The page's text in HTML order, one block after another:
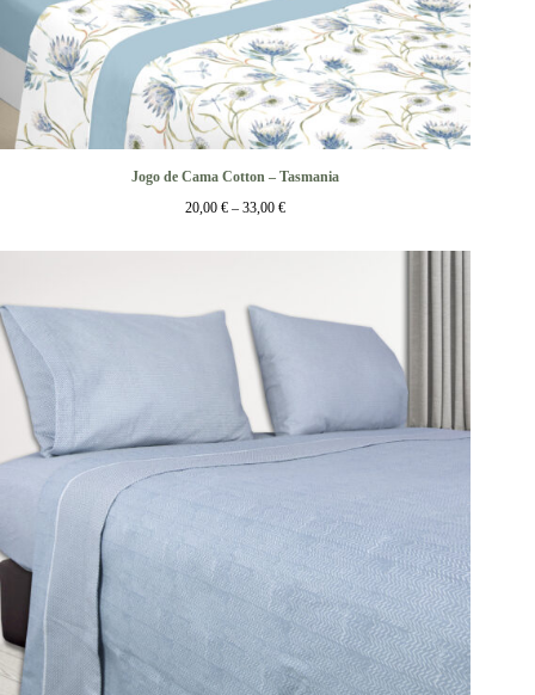
Jogo de Cama Cotton – Tasmania
20,00€ – 33,00€